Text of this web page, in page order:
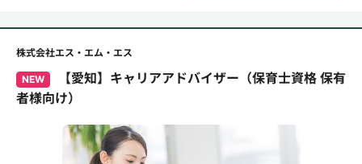
株式会社エス・エム・エス
NEW
【愛知】キャリアアドバイザー（保育士資格 保有
者様向け）